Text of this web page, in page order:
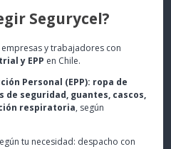
Segurycel?
y trabajadores con
y EPP en Chile.
Personal (EPP): ropa de
seguridad, guantes, cascos,
respiratoria, según
tu necesidad: despacho con